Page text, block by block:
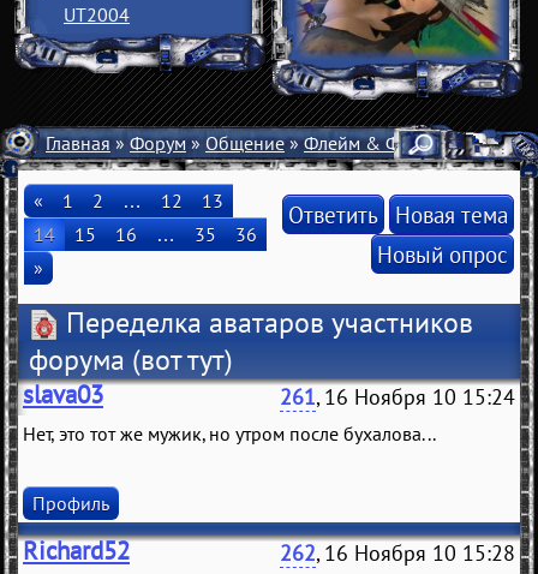
UT2004
Главная»Форум»Общение»Флейм & Флуд»
« 1 2 … 12
13
14
15 16 … 35
36
»
Ответить Новая тема
Новый опрос
Переделка аватаров участников
форума (вот тут)
slava03 261, 16 Ноября 10 15:24
Нет, это тот же мужик, но утром после бухалова...
Профиль
Richard52 262, 16 Ноября 10 15:28